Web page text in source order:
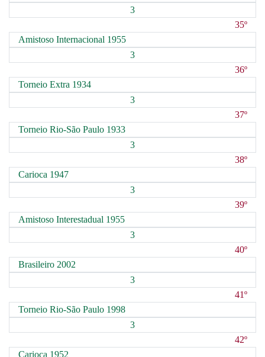
3
35º
Amistoso Internacional 1955
3
36º
Torneio Extra 1934
3
37º
Torneio Rio-São Paulo 1933
3
38º
Carioca 1947
3
39º
Amistoso Interestadual 1955
3
40º
Brasileiro 2002
3
41º
Torneio Rio-São Paulo 1998
3
42º
Carioca 1952